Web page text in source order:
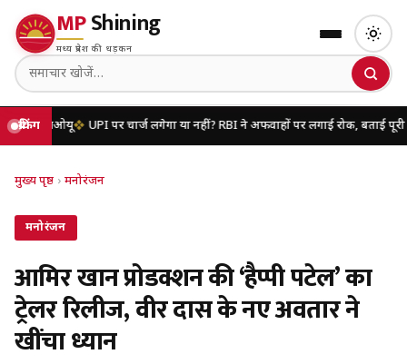
MPShining
मध्य प्रदेश की धड़कन
ब्रेकिंगUPI पर चार्ज लगेगा या नहीं? RBI ने अफवाहों पर लगाई रोक, बताई पूरी सच्चाई
मुख्य पृष्ठ › मनोरंजन
मनोरंजन
आमिर खान प्रोडक्शन की ‘हैप्पी पटेल’ का
ट्रेलर रिलीज, वीर दास के नए अवतार ने
खींचा ध्यान